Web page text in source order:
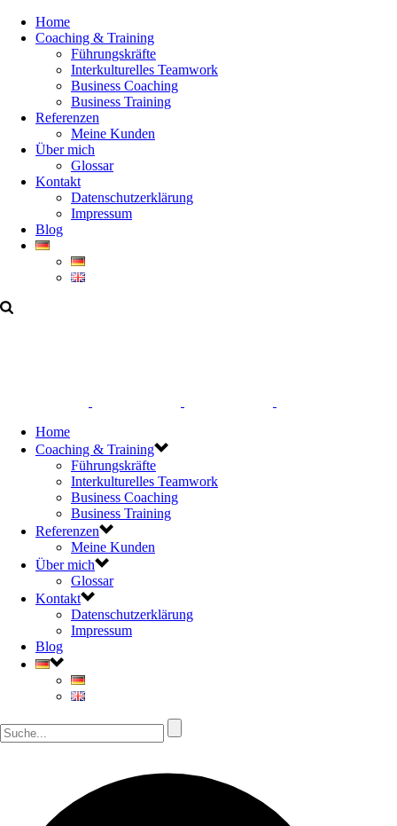
Home
Coaching & Training
Führungskräfte
Interkulturelles Teamwork
Business Coaching
Business Training
Referenzen
Meine Kunden
Über mich
Glossar
Kontakt
Datenschutzerklärung
Impressum
Blog
Home
Coaching & Training
Führungskräfte
Interkulturelles Teamwork
Business Coaching
Business Training
Referenzen
Meine Kunden
Über mich
Glossar
Kontakt
Datenschutzerklärung
Impressum
Blog